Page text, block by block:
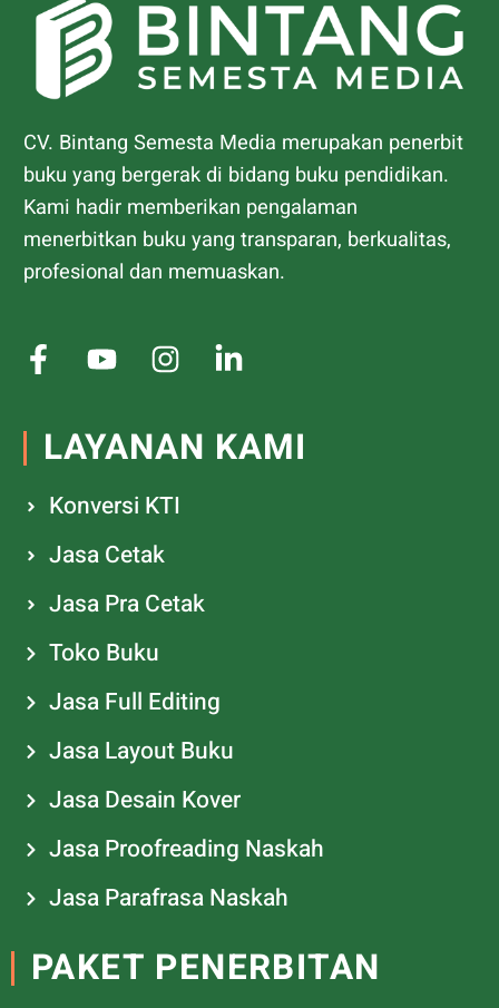
CV. Bintang Semesta Media merupakan penerbit
buku yang bergerak di bidang buku pendidikan.
Kami hadir memberikan pengalaman
menerbitkan buku yang transparan, berkualitas,
profesional dan memuaskan.
LAYANAN KAMI
Konversi KTI
Jasa Cetak
Jasa Pra Cetak
Toko Buku
Jasa Full Editing
Jasa Layout Buku
Jasa Desain Kover
Jasa Proofreading Naskah
Jasa Parafrasa Naskah
PAKET PENERBITAN